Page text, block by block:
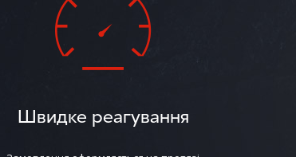
Швидке реагування